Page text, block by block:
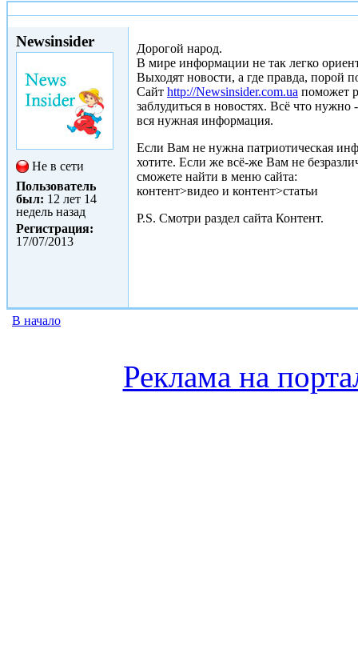
Newsinsider
Не в сети
Пользователь
был: 12 лет 14
недель назад
Регистрация:
17/07/2013
Дорогой народ.
В мире информации не так легко
Выходят новости, а где правда, порой
Сайт http://Newsinsider.com.ua поможет
заблудиться в новостях. Всё что
вся нужная информация.
Если Вам не нужна патриотическая
хотите. Если же всё-же Вам не
сможете найти в меню сайта:
контент>видео и контент>статьи
P.S. Смотри раздел сайта Контент.
В начало
Реклама на